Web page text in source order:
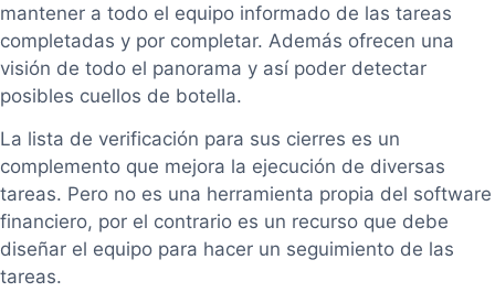
mantener a todo el equipo informado de las tareas
completadas y por completar. Además ofrecen una
visión de todo el panorama y así poder detectar
posibles cuellos de botella.
La lista de verificación para sus cierres es un
complemento que mejora la ejecución de diversas
tareas. Pero no es una herramienta propia del software
financiero, por el contrario es un recurso que debe
diseñar el equipo para hacer un seguimiento de las
tareas.